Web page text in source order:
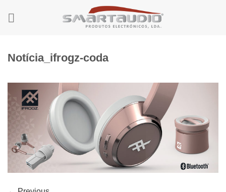
Notícia_ifrogz-coda